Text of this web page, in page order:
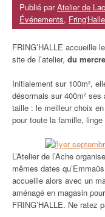
Publié parAtelier de
Événements, Fring'Halle
FRING’HALLE accueille
site de l’atelier, du
Initialement sur 100m²,
désormais sur 400m²
taille : le meilleur choix
pour toute la famille,
L’Atelier de l’Ache
mêmes dates
accueille alors avec un
aménagé en magasin
FRING’HALLE. Ne ratez